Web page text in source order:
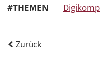
#THEMEN Digikomp
Zurück